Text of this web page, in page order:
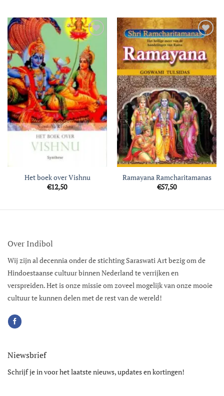
Toevoegen
aan
verlanglijst
Het boek over Vishnu
€12,50
Toevoegen
aan
verlanglijst
Ramayana Ramcharitamanas
€57,50
Over Indibol
Wij zijn al decennia onder de stichting Saraswati Art bezig om de
Hindoestaanse cultuur binnen Nederland te verrijken en
verspreiden. Het is onze missie om zoveel mogelijk van onze mooie
cultuur te kunnen delen met de rest van de wereld!
Niewsbrief
Schrijf je in voor het laatste nieuws, updates en kortingen!